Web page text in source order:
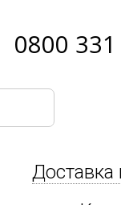
0800
Доставка